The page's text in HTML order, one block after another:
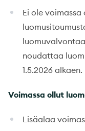
Ei ole
noudattaa
1.5.2026 alkaen.
Voimassa ollut
Lisäalaa